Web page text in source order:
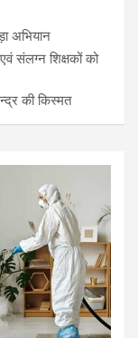
अभियान
संलग्न शिक्षकों को
की किस्मत